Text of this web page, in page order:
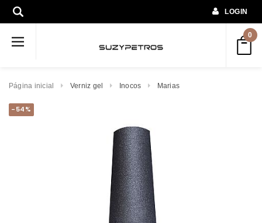
LOGIN
0
Página inicial Verniz gel Inocos Marias
-54%